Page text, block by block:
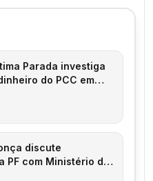
Parada investiga
do PCC em
discute
PF com Ministério da